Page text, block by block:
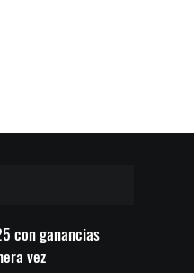
con ganancias
vez